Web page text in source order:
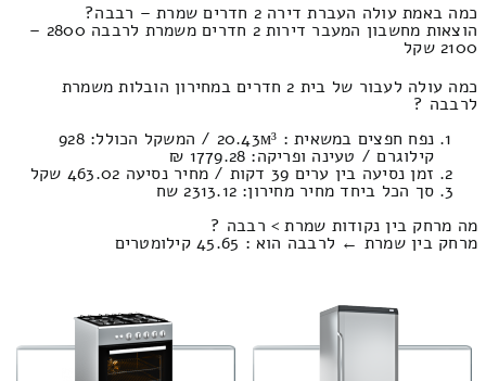
כמה באמת עולה העברת דירה 2 חדרים שמרת – רבבה?
הוצאות מחשבון המעבר דירות 2 חדרים משמרת לרבבה 2800 –
2100 שקל
כמה עולה לעבור של בית 2 חדרים במחירון הובלות משמרת
לרבבה ?
נפח חפצים במשאית : 20.43м³ / המשקל הכולל: 928
קילוגרם / טעינה ופריקה: 1779.28 ₪
זמן נסיעה בין ערים 39 דקות / מחיר נסיעה 463.02 שקל
סך הכל ביחד מחיר מחירון: 2313.12 שח
מה מרחק בין נקודות שמרת > רבבה ?
מרחק בין שמרת ← לרבבה הוא : 45.65 קילומטרים